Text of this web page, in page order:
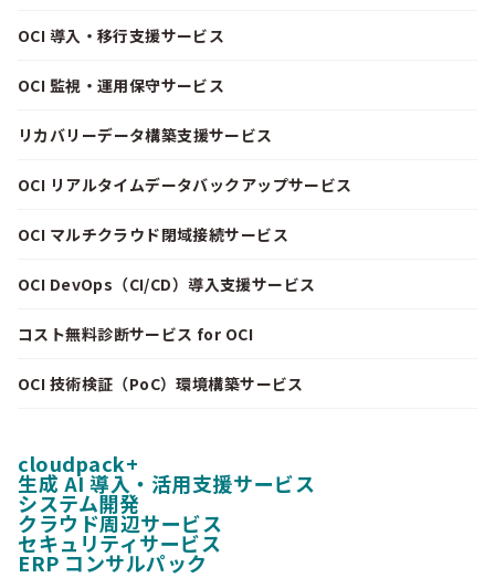
OCI 導入・移行支援サービス
OCI 監視・運用保守サービス
リカバリーデータ構築支援サービス
OCI リアルタイムデータバックアップサービス
OCI マルチクラウド閉域接続サービス
OCI DevOps（CI/CD）導入支援サービス
コスト無料診断サービス for OCI
OCI 技術検証（PoC）環境構築サービス
cloudpack+
生成 AI 導入・活用支援サービス
システム開発
クラウド周辺サービス
セキュリティサービス
ERP コンサルパック